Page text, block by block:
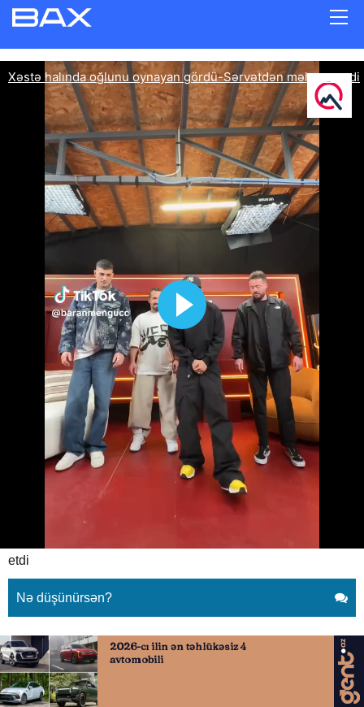
Xəstə halında oğlunu oynayan
gördü-Sərvətdən məhrum etdi
24.04.2026
QAFQAZINFO.AZ
etdi
Nə düşünürsən?